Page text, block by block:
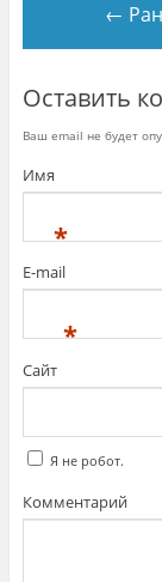
←
Оставить
Ваш email не будет
Имя
*
E-mail
*
Сайт
Я не робот.
Комментарий